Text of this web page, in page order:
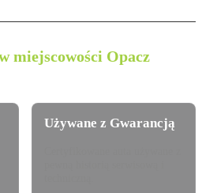
miejscowości Opacz
Używane z Gwarancją